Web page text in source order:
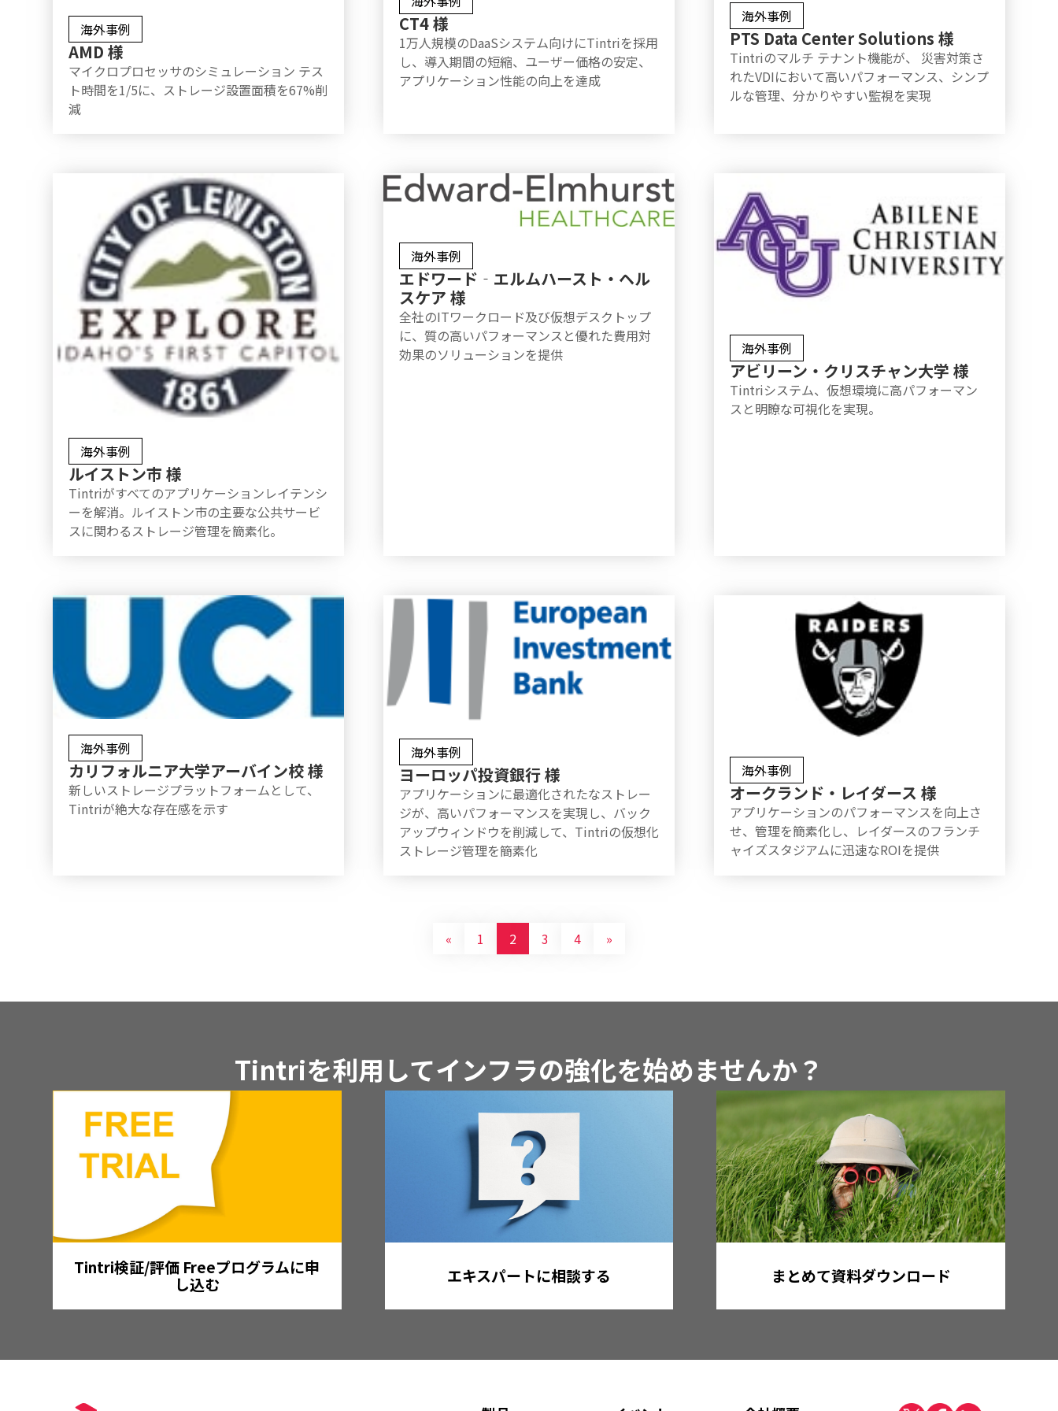
海外事例
AMD 様
マイクロプロセッサのシミュレーション テス
ト時間を1/5に、ストレージ設置面積を67%削
減
CT4 様
1万人規模のDaaSシステム向けにTintriを採用
し、導入期間の短縮、ユーザー価格の安定、
アプリケーション性能の向上を達成
海外事例
PTS Data Center Solutions 様
Tintriのマルチ テナント機能が、 災害対策さ
れたVDIにおいて高いパフォーマンス、シンプ
ルな管理、分かりやすい監視を実現
海外事例
ルイストン市 様
Tintriがすべてのアプリケーションレイテンシ
ーを解消。ルイストン市の主要な公共サービ
スに関わるストレージ管理を簡素化。
海外事例
エドワード‐エルムハースト・ヘル
スケア 様
全社のITワークロード及び仮想デスクトップ
に、質の高いパフォーマンスと優れた費用対
効果のソリューションを提供
海外事例
アビリーン・クリスチャン大学 様
Tintriシステム、仮想環境に高パフォーマン
スと明瞭な可視化を実現。
海外事例
カリフォルニア大学アーバイン校 様
新しいストレージプラットフォームとして、
Tintriが絶大な存在感を示す
海外事例
ヨーロッパ投資銀行 様
アプリケーションに最適化されたなストレー
ジが、高いパフォーマンスを実現し、バック
アップウィンドウを削減して、Tintriの仮想化
ストレージ管理を簡素化
海外事例
オークランド・レイダース 様
アプリケーションのパフォーマンスを向上さ
せ、管理を簡素化し、レイダースのフランチ
ャイズスタジアムに迅速なROIを提供
« 1 2 3 4 »
Tintriを利用してインフラの強化を始めませんか？
Tintri検証/評価 Freeプログラムに申
し込む
エキスパートに相談する まとめて資料ダウンロード